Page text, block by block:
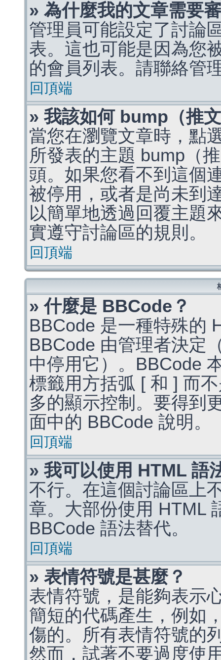
» 為什麼我的文章需要
管理員可能設定了討論
表。這也可能是因為您
的會員列表。請聯絡管
回頂端
» 我該如何 bump（推
當您在瀏覽文章時，點
所發表的主題 bump（
頭。如果您看不到這個
被停用，或者是尚未到
以簡單地透過回覆主題
實遵守討論區的規則。
回頂端
» 什麼是 BBCode？
BBCode 是一種特殊的
BBCode 由管理者決定
中停用它）。BBCode
標籤用方括弧 [ 和 ] 而
多的顯示控制。要得到
面中的 BBCode 說明。
回頂端
» 我可以使用 HTML 語
不行。在這個討論區上
章。大部份使用 HTML
BBCode 語法替代。
回頂端
» 表情符號是甚麼？
表情符號，是能夠表示
簡短的代碼產生，例如
傷的。所有表情符號的
然而，試著不要過度使